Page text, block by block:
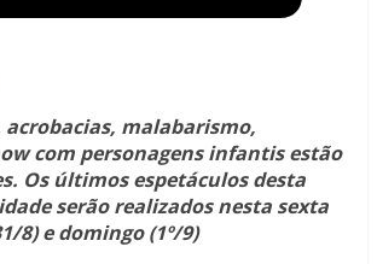
acrobacias, malabarismo,
com personagens infantis estão
Os últimos espetáculos desta
serão realizados nesta sexta
8) e domingo (1º/9)